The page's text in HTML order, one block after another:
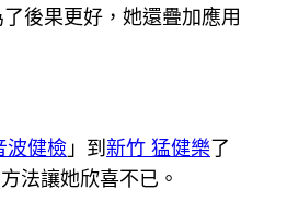
後果更好，她還疊加應用
波健檢 」到 新竹 猛健樂了
法讓她欣喜不已。